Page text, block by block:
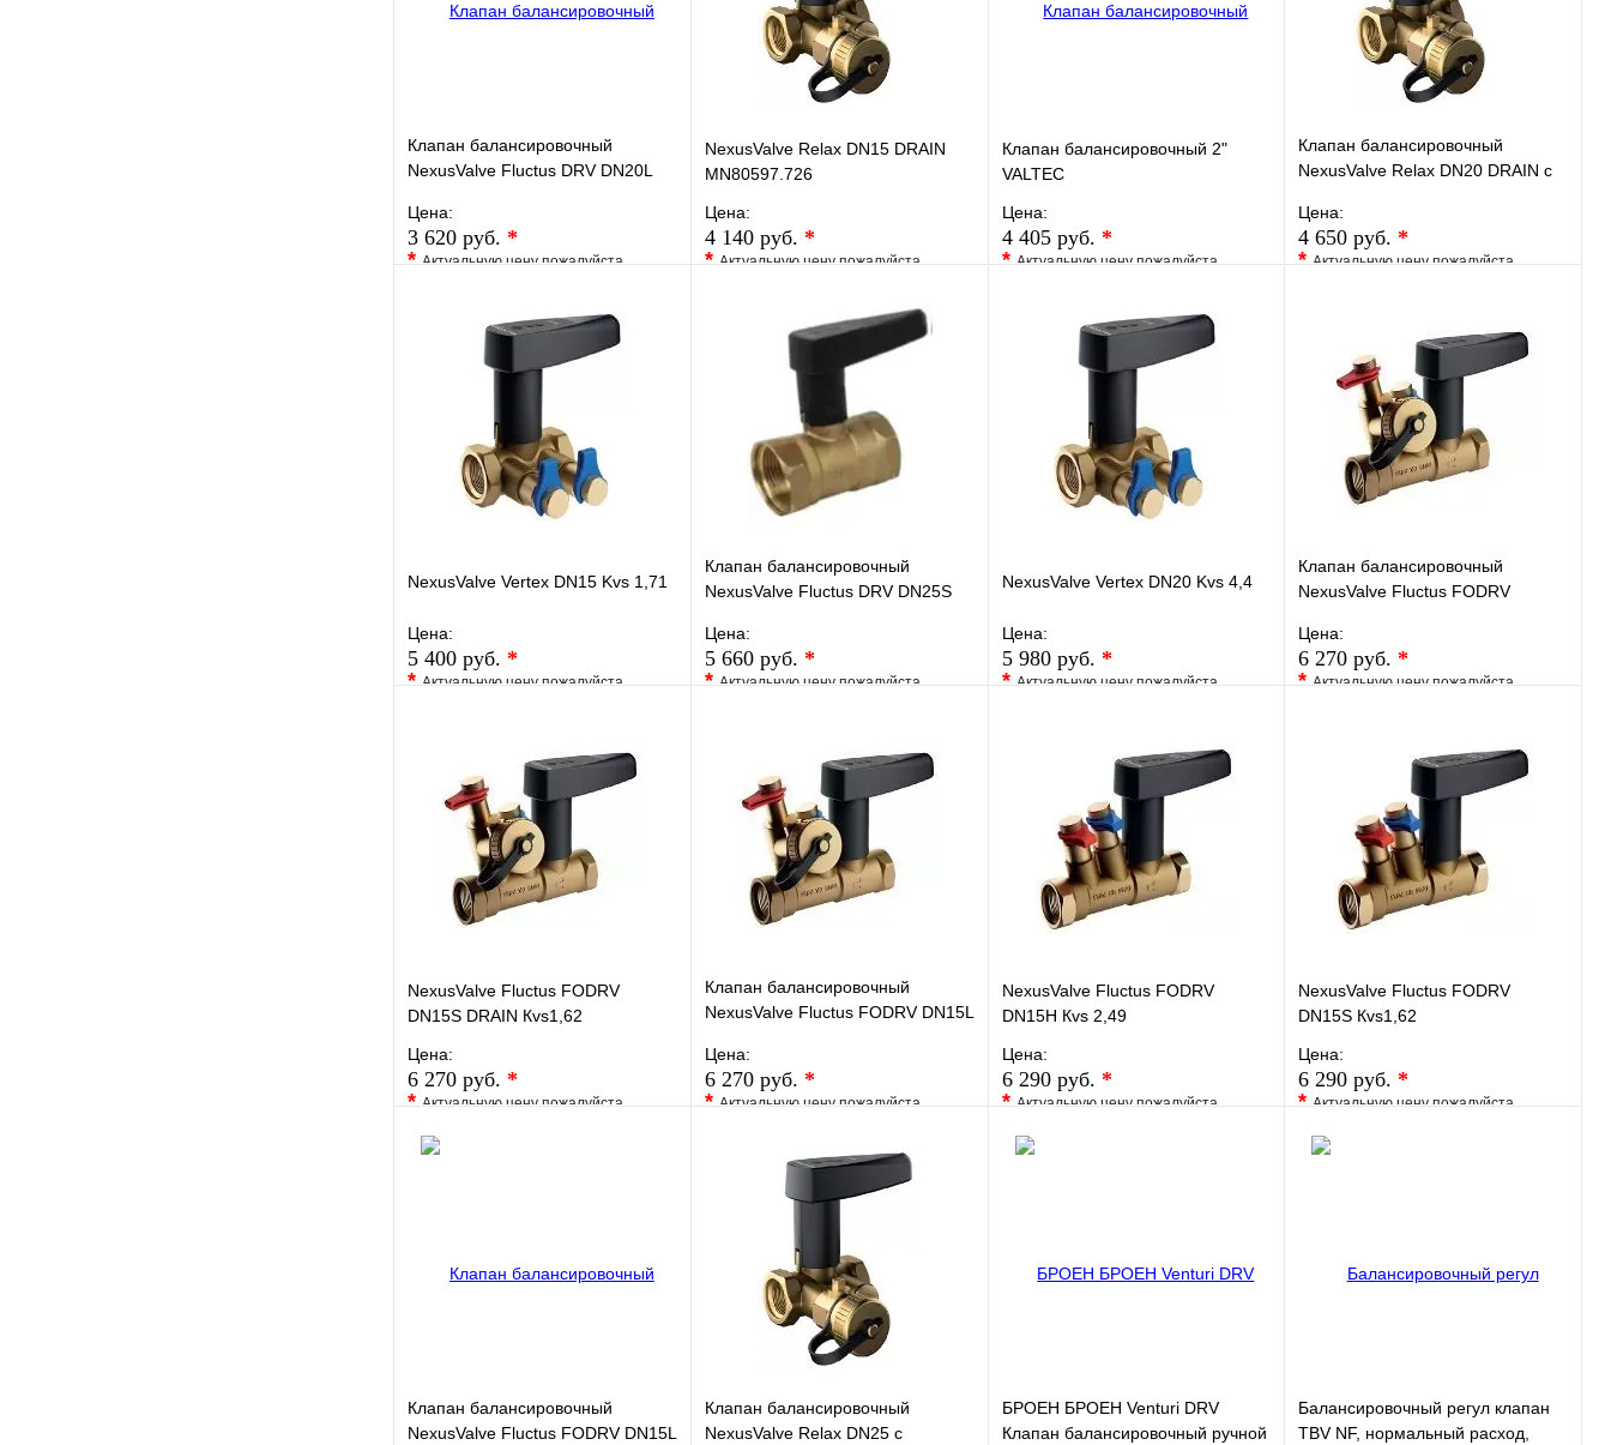
В корзину В корзину В корзину В корзину
Клапан балансировочный
NexusValve Fluctus DRV DN20L
MN80597.443
Цена:
3 620 руб. *
*Актуальную цену пожалуйста
В избранное Сравнение
Купить в 1 клик Под заказ
В корзину
NexusValve Relax DN15 DRAIN
MN80597.726
Цена:
4 140 руб. *
*Актуальную цену пожалуйста
В избранное Сравнение
Купить в 1 клик
В корзину
Клапан балансировочный 2"
VALTEC
Цена:
4 405 руб. *
*Актуальную цену пожалуйста
В избранное Сравнение
Купить в 1 клик Под заказ
В корзину
Клапан балансировочный
NexusValve Relax DN20 DRAIN с
Цена:
4 650 руб. *
*Актуальную цену пожалуйста
Купить в 1 клик Под заказ
В корзину
NexusValve Vertex DN15 Kvs 1,71
Цена:
5 400 руб. *
*Актуальную цену пожалуйста
Купить в 1 клик Под заказ
В корзину
Клапан балансировочный
NexusValve Fluctus DRV DN25S
MN80597.445
Цена:
5 660 руб. *
*Актуальную цену пожалуйста
Купить в 1 клик Под заказ
В корзину
NexusValve Vertex DN20 Kvs 4,4
Цена:
5 980 руб. *
*Актуальную цену пожалуйста
Купить в 1 клик Под заказ
В корзину
Клапан балансировочный
NexusValve Fluctus FODRV
дренажем MN80597.533
Цена:
6 270 руб. *
*Актуальную цену пожалуйста
Купить в 1 клик Под заказ
В корзину
NexusValve Fluctus FODRV
DN15S DRAIN Кvs1,62
Цена:
6 270 руб. *
*Актуальную цену пожалуйста
В корзину
Клапан балансировочный
NexusValve Fluctus FODRV DN15L
MN80597.531
Цена:
6 270 руб. *
*Актуальную цену пожалуйста
В избранное Сравнение
Купить в 1 клик
В корзину
NexusValve Fluctus FODRV
DN15H Кvs 2,49
Цена:
6 290 руб. *
*Актуальную цену пожалуйста
В корзину
NexusValve Fluctus FODRV
DN15S Кvs1,62
Цена:
6 290 руб. *
*Актуальную цену пожалуйста
В корзину
Клапан балансировочный
NexusValve Fluctus FODRV DN15L
Клапан балансировочный
NexusValve Relax DN25 с
БРОЕН БРОЕН Venturi DRV
Клапан балансировочный ручной
Балансировочный регул клапан
TBV NF, нормальный расход,